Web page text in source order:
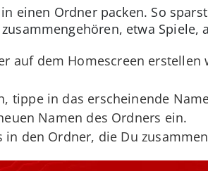
einen Ordner packen. So
etwa Spiele,
auf dem Homescreen
tippe in das erscheinende
Namen des Ordners ein.
in den Ordner, die Du